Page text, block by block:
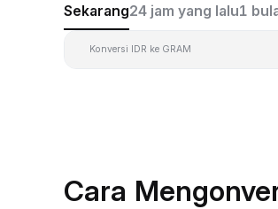
Sekarang24 jam yang lalu1
Konversi IDR ke GRAM
Cara